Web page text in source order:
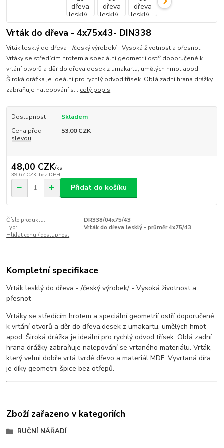
Vrták do dřeva - 4x75x43- DIN338
Vrták lesklý do dřeva - /český výrobek/ - Vysoká životnost a přesnot
Vrtáky se středícím hrotem a speciální geometrií ostří doporučené k
vrtání otvorů a děr do dřeva.desek z umakartu, umělých hmot apod.
Široká drážka je ideální pro rychlý odvod třísek. Oblá zadní hrana drážky
zabraňuje nalepování s... celý popis
Dostupnost
Skladem
Cena před
slevou
53,00 CZK
48,00 CZK/ks
39,67 CZK bez DPH
Přidat do košíku
Číslo produktu:
DR338/04x75/43
Typ::
Vrták do dřeva lesklý - průměr 4x75/43
Hlídat cenu / dostupnost
Kompletní specifikace
Vrták lesklý do dřeva - /český výrobek/ - Vysoká životnost a
přesnot
Vrtáky se středícím hrotem a speciální geometrií ostří doporučené
k vrtání otvorů a děr do dřeva.desek z umakartu, umělých hmot
apod. Široká drážka je ideální pro rychlý odvod třísek. Oblá zadní
hrana drážky zabraňuje nalepování se vrtaného materiálu. Vrták,
který velmi dobře vrtá tvrdé dřevo a materiál MDF. Vyvrtaná díra
je díky geometrii špice bez otřepů.
Zboží zařazeno v kategoriích
RUČNÍ NÁŘADÍ